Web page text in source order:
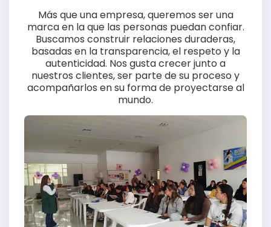
Más que una empresa, queremos ser una
marca en la que las personas puedan confiar.
Buscamos construir relaciones duraderas,
basadas en la transparencia, el respeto y la
autenticidad. Nos gusta crecer junto a
nuestros clientes, ser parte de su proceso y
acompañarlos en su forma de proyectarse al
mundo.